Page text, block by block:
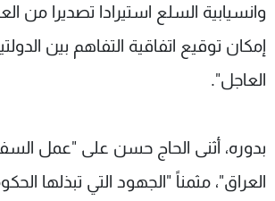
وانسيابية السلع استيرادا تصديرا من
إمكان توقيع اتفاقية التفاهم بين
العاجل".
بدوره، أثنى الحاج حسن على "عمل
العراق"، مثمناً "الجهود التي تبذلها